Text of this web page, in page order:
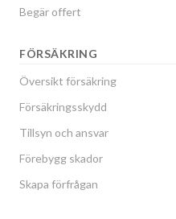
Begär offert
FÖRSÄKRING
Översikt försäkring
Försäkringsskydd
Tillsyn och ansvar
Förebygg skador
Skapa förfrågan